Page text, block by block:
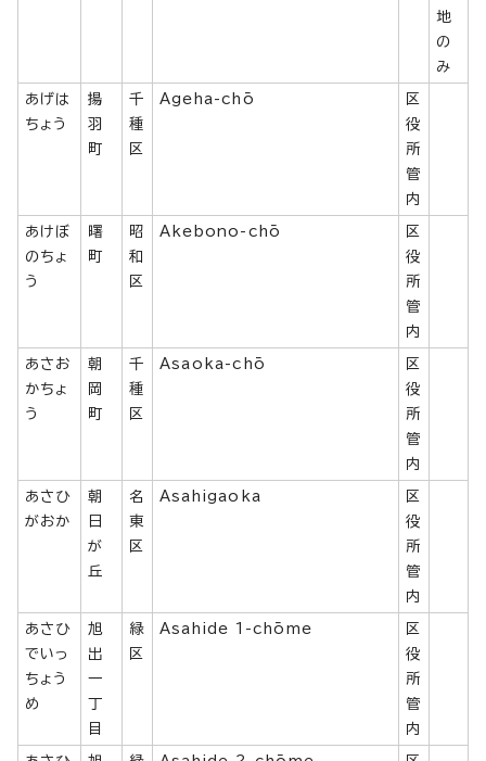
地
の
み
あげは
ちょう
揚
羽
町
千
種
区
Ageha-chō
区
役
所
管
内
あけぼ
のちょ
う
曙
町
昭
和
区
Akebono-chō
区
役
所
管
内
あさお
かちょ
う
朝
岡
町
千
種
区
Asaoka-chō
区
役
所
管
内
あさひ
がおか
朝
日
が
丘
名
東
区
Asahigaoka
区
役
所
管
内
あさひ
でいっ
ちょう
め
旭
出
一
丁
目
緑
区
Asahide 1-chōme
区
役
所
管
内